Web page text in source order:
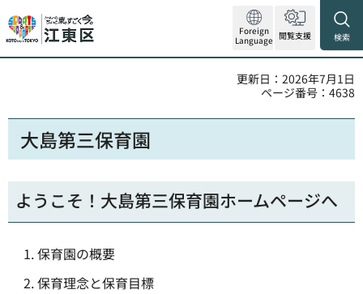
Foreign
Language 閲覧支援 検索
更新日：2026年7月1日
ページ番号：4638
大島第三保育園
ようこそ！大島第三保育園ホームページへ
保育園の概要
保育理念と保育目標